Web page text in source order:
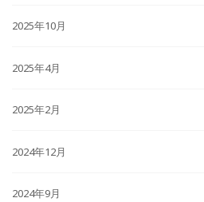
2025年10月
2025年4月
2025年2月
2024年12月
2024年9月